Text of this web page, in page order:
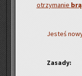
otrzy­ma­nie
Je­steś
Za­sa­dy: